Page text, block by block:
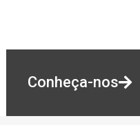
Conheça-nos